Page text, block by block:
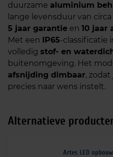
duurzame aluminium
lange levensduur van circa
5 jaar garantie en 10 jaar
Met een IP65-classificatie
volledig stof- en
buitenomgeving. Het
afsnijding dimbaar,
precies naar wens instelt.
Alternatieve
Artes LED